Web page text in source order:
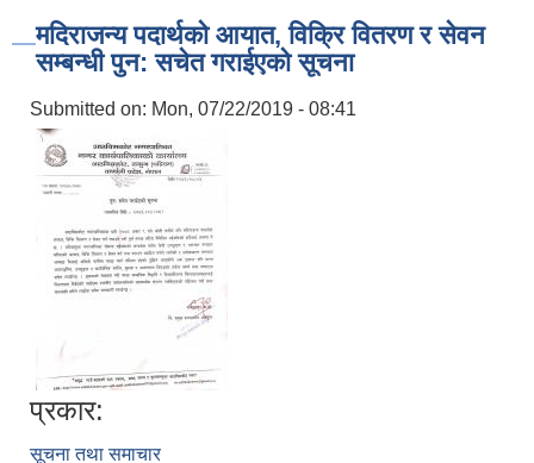
मदिराजन्य पदार्थको आयात, विक्रि वितरण र सेवन
सम्बन्धी पुन: सचेत गराईएको सूचना
Submitted on: Mon, 07/22/2019 - 08:41
प्रकार:
सूचना तथा समाचार